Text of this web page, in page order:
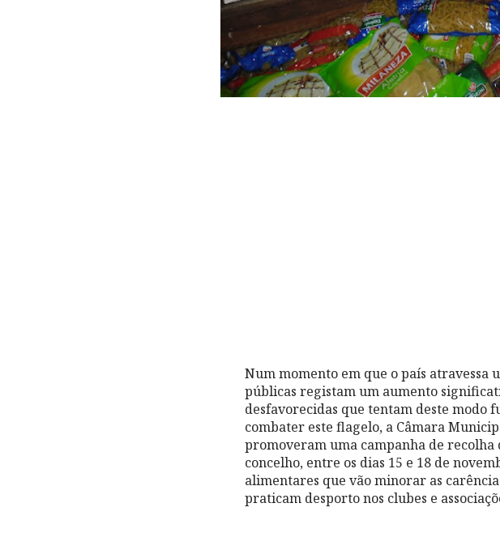
Num momento em que o país atravessa
públicas registam um aumento
desfavorecidas que tentam deste modo
combater este flagelo, a Câmara
promoveram uma campanha de
concelho, entre os dias 15 e 18 de
alimentares que vão minorar as
praticam desporto nos clubes e